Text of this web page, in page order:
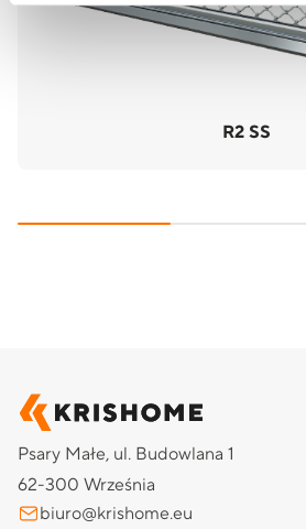
R2 SS
Psary Małe, ul. Budowlana 1
62-300 Września
biuro@krishome.eu